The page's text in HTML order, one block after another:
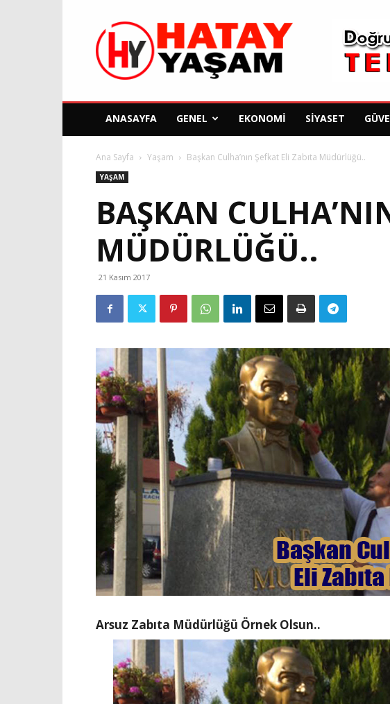
Hatay
Yaşam
Gazetesi
ANASAYFA GENEL EKONOMI SIYASET
Ana Sayfa Yaşam Başkan Culha’nın Şefkat Eli Zabıta Müdürlüğü..
YAŞAM
BAŞKAN
MÜDÜRLÜĞÜ..
21 Kasım 2017
Arsuz Zabıta Müdürlüğü Örnek Olsun..